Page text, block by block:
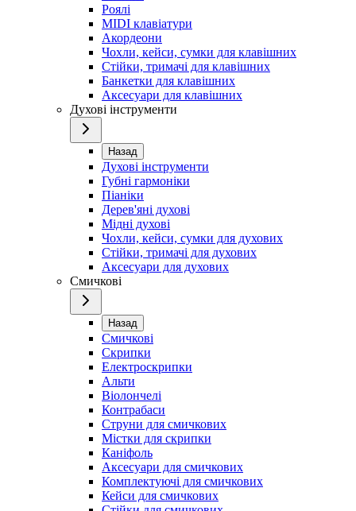
Роялі
MIDI клавіатури
Акордеони
Чохли, кейси, сумки для клавішних
Стійки, тримачі для клавішних
Банкетки для клавішних
Аксесуари для клавішних
Духові інструменти
Назад
Духові інструменти
Губні гармоніки
Піаніки
Дерев'яні духові
Мідні духові
Чохли, кейси, сумки для духових
Стійки, тримачі для духових
Аксесуари для духових
Смичкові
Назад
Смичкові
Скрипки
Електроскрипки
Альти
Віолончелі
Контрабаси
Струни для смичкових
Містки для скрипки
Каніфоль
Аксесуари для смичкових
Комплектуючі для смичкових
Кейси для смичкових